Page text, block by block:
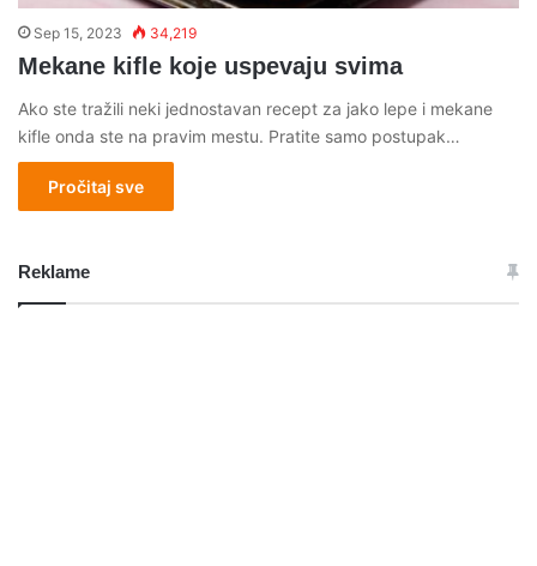
Sep 15, 2023 34,219
Mekane kifle koje uspevaju svima
Ako ste tražili neki jednostavan recept za jako lepe i mekane
kifle onda ste na pravim mestu. Pratite samo postupak…
Pročitaj sve
Reklame